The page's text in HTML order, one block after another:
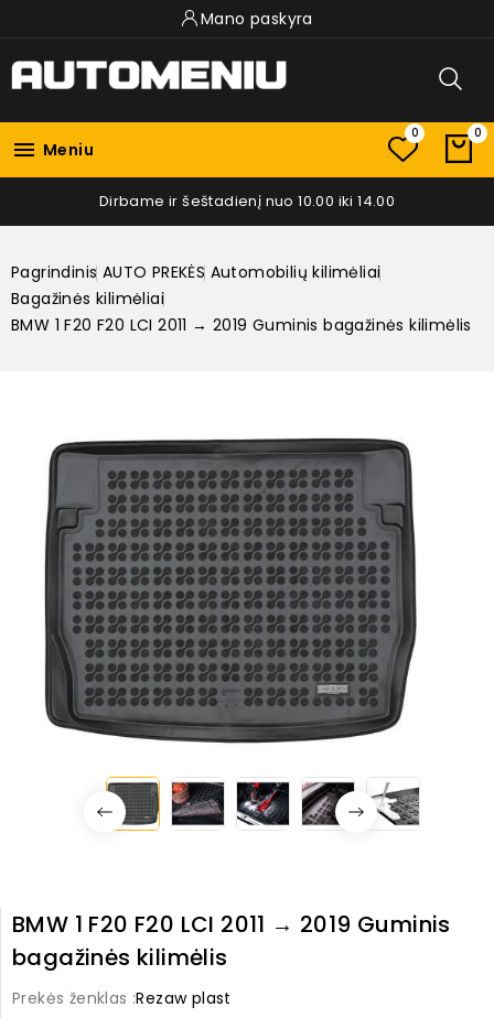
Mano paskyra
 Meniu
0 0
Dirbame ir šeštadienį nuo 10.00 iki 14.00
Pagrindinis AUTO PREKĖS Automobilių kilimėliai
Bagažinės kilimėliai
BMW 1 F20 F20 LCI 2011 → 2019 Guminis bagažinės kilimėlis
BMW 1 F20 F20 LCI 2011 → 2019 Guminis
bagažinės kilimėlis
Prekės ženklas :Rezaw plast